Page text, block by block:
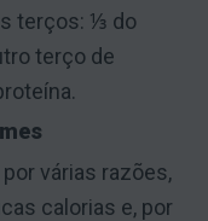
terços: ⅓ do
terço de
várias razões,
calorias e, por